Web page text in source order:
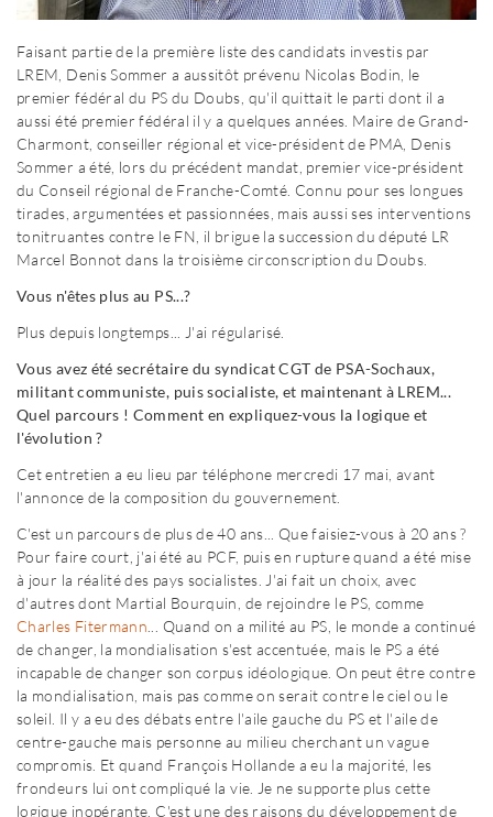
Faisant partie de la première liste des candidats investis par
LREM, Denis Sommer a aussitôt prévenu Nicolas Bodin, le
premier fédéral du PS du Doubs, qu'il quittait le parti dont il a
aussi été premier fédéral il y a quelques années. Maire de Grand-
Charmont, conseiller régional et vice-président de PMA, Denis
Sommer a été, lors du précédent mandat, premier vice-président
du Conseil régional de Franche-Comté. Connu pour ses longues
tirades, argumentées et passionnées, mais aussi ses interventions
tonitruantes contre le FN, il brigue la succession du député LR
Marcel Bonnot dans la troisième circonscription du Doubs.
Vous n'êtes plus au PS...?
Plus depuis longtemps... J'ai régularisé.
Vous avez été secrétaire du syndicat CGT de PSA-Sochaux,
militant communiste, puis socialiste, et maintenant à LREM...
Quel parcours ! Comment en expliquez-vous la logique et
l'évolution ?
Cet entretien a eu lieu par téléphone mercredi 17 mai, avant
l'annonce de la composition du gouvernement.
C'est un parcours de plus de 40 ans... Que faisiez-vous à 20 ans ?
Pour faire court, j'ai été au PCF, puis en rupture quand a été mise
à jour la réalité des pays socialistes. J'ai fait un choix, avec
d'autres dont Martial Bourquin, de rejoindre le PS, comme
Charles Fitermann ... Quand on a milité au PS, le monde a continué
de changer, la mondialisation s'est accentuée, mais le PS a été
incapable de changer son corpus idéologique. On peut être contre
la mondialisation, mais pas comme on serait contre le ciel ou le
soleil. Il y a eu des débats entre l'aile gauche du PS et l'aile de
centre-gauche mais personne au milieu cherchant un vague
compromis. Et quand François Hollande a eu la majorité, les
frondeurs lui ont compliqué la vie. Je ne supporte plus cette
logique inopérante. C'est une des raisons du développement de